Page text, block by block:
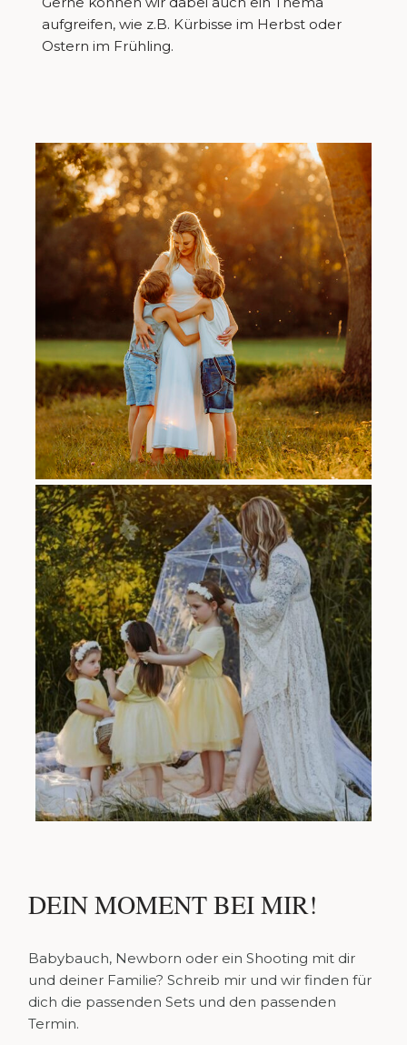
aufgreifen, wie z.B. Kürbisse im Herbst oder
Ostern im Frühling.
DEIN MOMENT BEI MIR!
Babybauch, Newborn oder ein Shooting mit dir
und deiner Familie? Schreib mir und wir finden für
dich die passenden Sets und den passenden
Termin.